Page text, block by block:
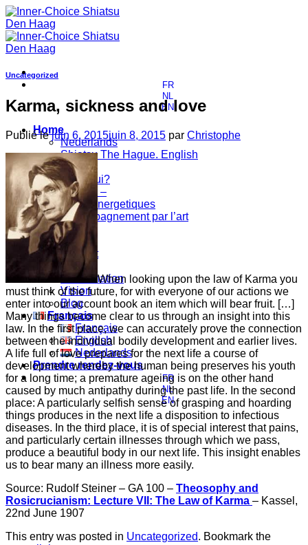
Passer
au
contenu
FR
NL
EN
Home
Nederlands
Shiatsu The Hague. English
Thérapies
Pour Qui?
Shiatsu –
Soins énergetiques
Accompagnement par l’art
Pratique
Tarifs
Contact
Qui suis-je?
Ma formation
Vision
Blog
Français
Français
English
Nederlands
Prendre rendez-vous
FR
NL
EN
Uncategorized
Karma, sickness and love
Publié lejuin 6, 2015juin 8, 2015 par Christophe
When looking upon the law of Karma you
must think of the future, for with everyone of our actions we
enter into our account book an item which will bear fruit. […]
Many things become clear to us through an insight into this
law. In the first place, we can accurately prove the connection
between the individual bodily development and earlier lives.
A life full of love prepares for the next life a course of
development whereby the human being preserves his youth
for a long time; a premature ageing is on the other hand
caused by much antipathy during the past life. In the second
place: A particularly selfish sense of grasping and hoarding
things produces in the next life a disposition to infectious
diseases. In the third place, it is of special interest that pains,
and particularly certain illnesses through which we pass,
produce a beautiful body in our next life. This insight enables
us to bear many an illness more easily.
Source: Rudolf Steiner – GA 100 – Theosophy and
Rosicrucianism: Lecture VII: The Law of Karma – Kassel,
22nd June 1907
This entry was posted in Uncategorized. Bookmark the